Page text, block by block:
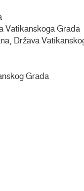
Vatikanskoga Grada
Država
Grada